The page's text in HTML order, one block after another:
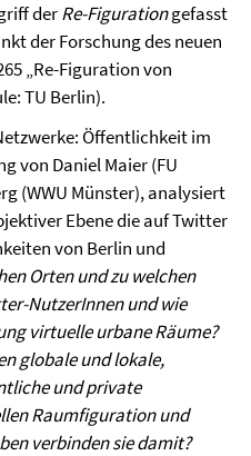
derRe-Figurationgefasst
der Forschung des neuen
„Re-Figuration von
TU Berlin).
Öffentlichkeit im
von Daniel Maier (FU
(WWU Münster), analysiert
Ebene die auf Twitter
von Berlin und
Orten und zu welchen
NutzerInnen und wie
virtuelle urbane Räume?
globale und lokale,
und private
Raumfiguration und
verbinden sie damit?